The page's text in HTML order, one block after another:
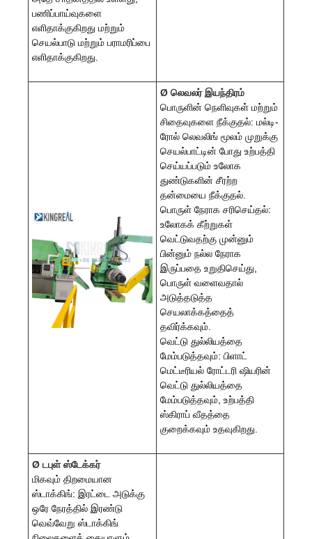
பணிப்பாய்வுகளை
எளிதாக்குகிறது மற்றும்
செயல்பாடு மற்றும் பராமரிப்பை
எளிதாக்குகிறது.
Ø லெவலர் இயந்திரம்
பொருளின் நெளிவுகள் மற்றும்
சிதைவுகளை நீக்குதல்: மல்டி-
ரோல் லெவலிங் மூலம் முறுக்கு
செயல்பாட்டின் போது உற்பத்தி
செய்யப்படும் உலோக
துண்டுகளின் சீரற்ற
தன்மையை நீக்குதல்.
பொருள் நேராக சரிசெய்தல்:
உலோகக் கீற்றுகள்
வெட்டுவதற்கு முன்னும்
பின்னும் நல்ல நேராக
இருப்பதை உறுதிசெய்து,
பொருள் வளைவதால்
அடுத்தடுத்த
செயலாக்கத்தைத்
தவிர்க்கவும்.
வெட்டு துல்லியத்தை
மேம்படுத்தவும்: பிளாட்
மெட்டீரியல் ரோட்டரி ஷியரின்
வெட்டு துல்லியத்தை
மேம்படுத்தவும், உற்பத்தி
ஸ்கிராப் வீதத்தை
குறைக்கவும் உதவுகிறது.
Ø டபுள் ஸ்டேக்கர்
மிகவும் திறமையான
ஸ்டாக்கிங்: இரட்டை அடுக்கு
ஒரே நேரத்தில் இரண்டு
வெவ்வேறு ஸ்டாக்கிங்